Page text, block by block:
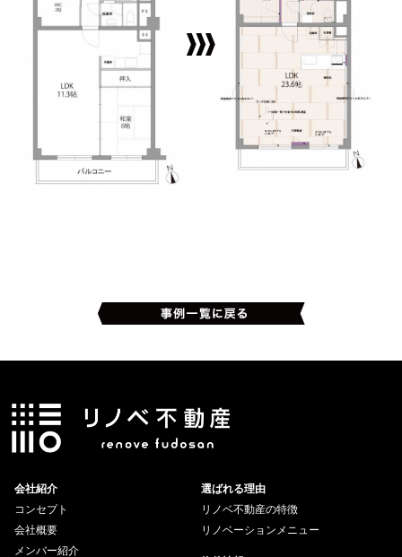
会社紹介
コンセプト
会社概要
メンバー紹介
選ばれる理由
リノベ不動産の特徴
リノベーションメニュー